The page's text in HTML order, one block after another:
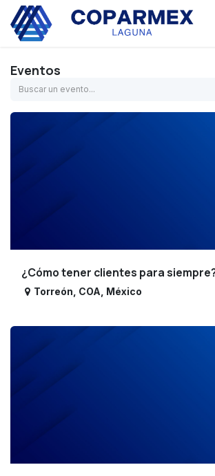
Ir al contenido
Eventos
¿Cómo tener clientes para
Torreón COA México